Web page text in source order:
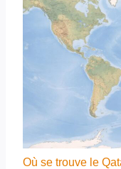
Où se trouve le